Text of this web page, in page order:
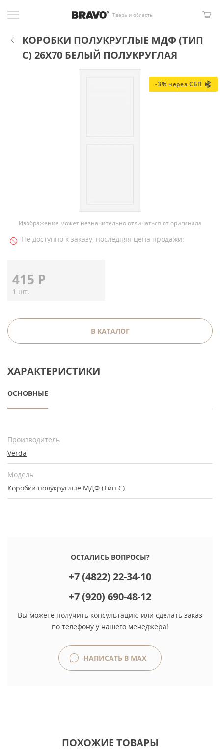
Тверь и область
КОРОБКИ ПОЛУКРУГЛЫЕ МДФ (ТИП
С) 26X70 БЕЛЫЙ ПОЛУКРУГЛАЯ
-3% через СБП
Изображение может незначительно отличаться от оригинала
Не доступно к заказу, последняя цена продажи:
415 Р
1 шт.
В КАТАЛОГ
ХАРАКТЕРИСТИКИ
ОСНОВНЫЕ
Производитель
Verda
Модель
Коробки полукруглые МДФ (Тип С)
ОСТАЛИСЬ ВОПРОСЫ?
+7 (4822) 22-34-10
+7 (920) 690-48-12
Вы можете получить консультацию или сделать заказ
по телефону у нашего менеджера!
НАПИСАТЬ В MAX
ПОХОЖИЕ ТОВАРЫ